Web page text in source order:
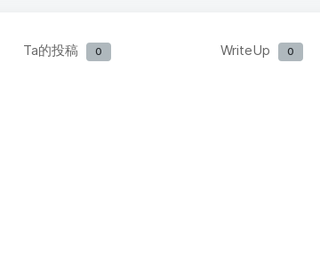
Ta的投稿 0 WriteUp 0